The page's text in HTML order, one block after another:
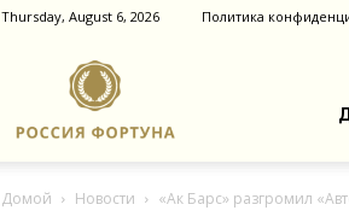
Thursday, August 6, 2026 Политика
Домой Новости «Ак Барс» разгромил